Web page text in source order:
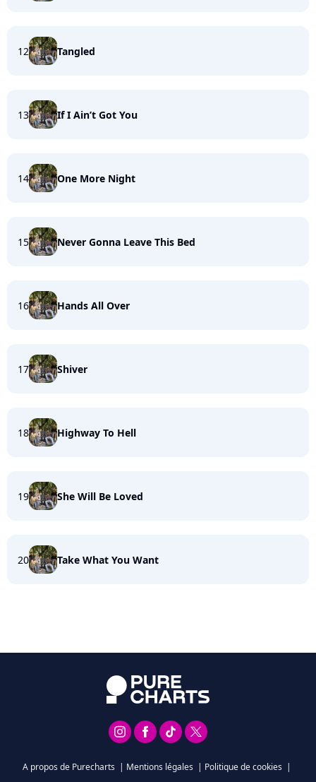
12 Tangled
13 If I Ain’t Got You
14 One More Night
15 Never Gonna Leave This Bed
16 Hands All Over
17 Shiver
18 Highway To Hell
19 She Will Be Loved
20 Take What You Want
A propos de Purecharts | Mentions légales | Politique de cookies |